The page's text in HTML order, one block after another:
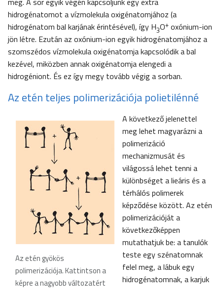
hidrogénatomot a vízmolekula oxigénatomjához (a
hidrogénatom bal karjának érintésével), így H3O+ oxónium-ion
jön létre. Ezután az oxónium-ion egyik hidrogénatomjához a
szomszédos vízmolekula oxigénatomja kapcsolódik a bal
kezével, miközben annak oxigénatomja elengedi a
hidrogéniont. És ez így megy tovább végig a sorban.
Az etén teljes polimerizációja polietilénné
Az etén gyökös
polimerizációja. Kattintson a
képre a nagyobb változatért
A következő jelenettel
meg lehet magyarázni a
polimerizáció
mechanizmusát és
világossá lehet tenni a
különbséget a lieáris és a
térhálós polimerek
képződése között. Az etén
polimerizációját a
következőképpen
mutathatjuk be: a tanulók
teste egy szénatomnak
felel meg, a lábuk egy
hidrogénatomnak, a karjuk